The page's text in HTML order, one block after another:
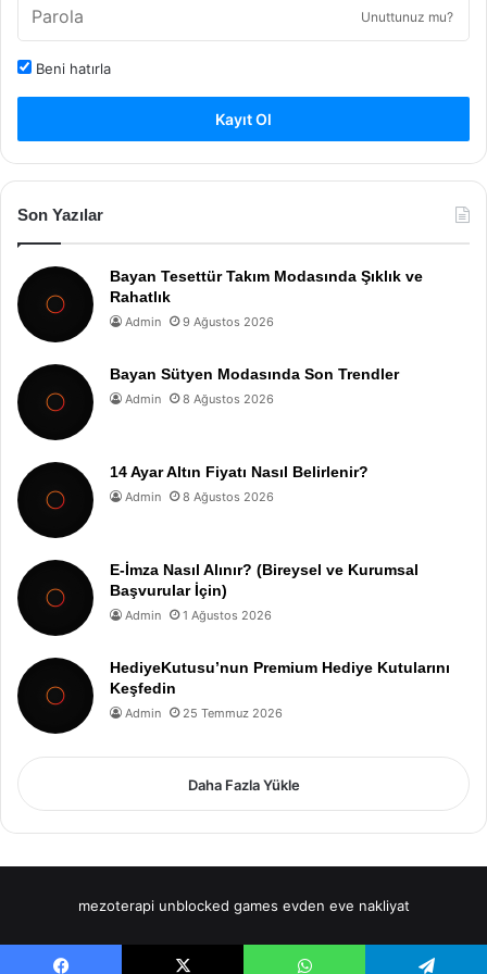
Unuttunuz mu?
Beni hatırla
Kayıt Ol
Son Yazılar
Bayan Tesettür Takım Modasında Şıklık ve
Rahatlık
Admin 9 Ağustos 2026
Bayan Sütyen Modasında Son Trendler
Admin 8 Ağustos 2026
14 Ayar Altın Fiyatı Nasıl Belirlenir?
Admin 8 Ağustos 2026
E-İmza Nasıl Alınır? (Bireysel ve Kurumsal
Başvurular İçin)
Admin 1 Ağustos 2026
HediyeKutusu’nun Premium Hediye Kutularını
Keşfedin
Admin 25 Temmuz 2026
Daha Fazla Yükle
mezoterapi unblocked games evden eve nakliyat